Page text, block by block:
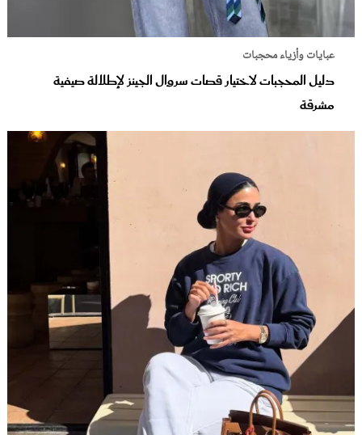
عبايات وأزياء محجبات
دليل المحجبات لاختيار قصات سروال الجينز لإطلالة صيفية
مشرقة